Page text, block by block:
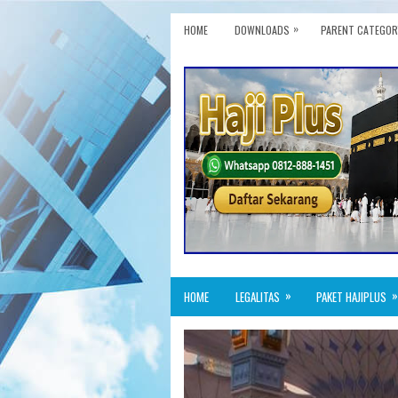
HOME DOWNLOADS » PARENT
HOME LEGALITAS » PAKET HAJIPLUS »